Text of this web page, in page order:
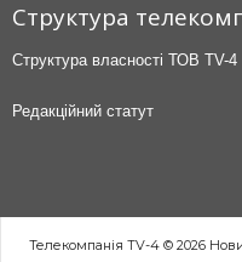
Структура
Структура власності ТОВ TV-4
Редакційний статут
Телекомпанія TV-4 © 2026